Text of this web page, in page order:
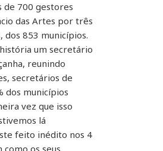
de 700 gestores
das Artes por três
dos 853 municípios.
um secretário
reunindo
secretários de
dos municípios
vez que isso
lá
feito inédito nos 4